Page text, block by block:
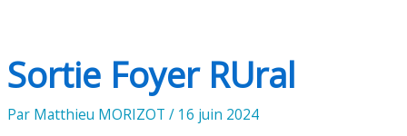
Sortie Foyer RUral
Par Matthieu MORIZOT/ 16 juin 2024